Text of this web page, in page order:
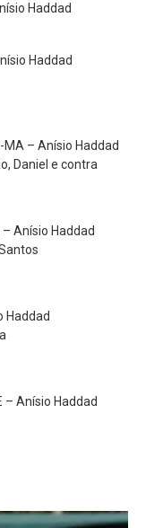
Haddad
Haddad
– Anísio Haddad
Daniel e contra
Anísio Haddad
Haddad
– Anísio Haddad